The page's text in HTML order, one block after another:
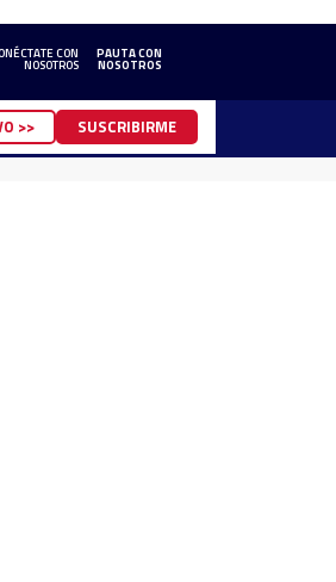
CON
NOSOTROS
PAUTA CON
NOSOTROS
>> SUSCRIBIRME